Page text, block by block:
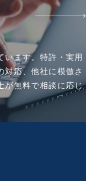
います。特許・実用
対応、他社に模倣さ
が無料で相談に応じ